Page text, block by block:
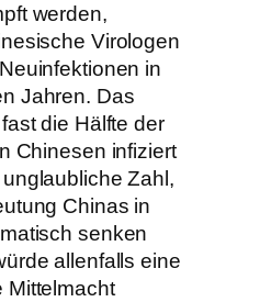
werden,
Virologen
in
Jahren. Das
die Hälfte der
Chinesen infiziert
Zahl,
Chinas in
senken
allenfalls eine
Mittelmacht